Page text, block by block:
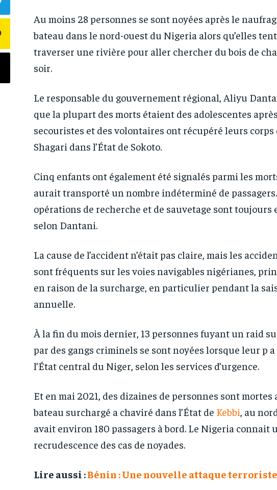
FOREVER
Pay now and you get access to exclusive
news and articles for a whole year.
opt
FOREVER
Pay now and you get access to exclusive
news and articles for a whole year.
opt
Au moins 28 personnes se sont noyées après le
bateau dans le nord-ouest du Nigeria alors qu’elles
traverser une rivière pour aller chercher du bois de
soir.
Le responsable du gouvernement régional, Aliyu
que la plupart des morts étaient des adolescentes
secouristes et des volontaires ont récupéré leurs
Shagari dans l’État de Sokoto.
Cinq enfants ont également été signalés parmi les
aurait transporté un nombre indéterminé de
opérations de recherche et de sauvetage sont toujours
selon Dantani.
La cause de l’accident n’était pas claire, mais les
sont fréquents sur les voies navigables nigérianes,
en raison de la surcharge, en particulier pendant la
annuelle.
À la fin du mois dernier, 13 personnes fuyant un raid
par des gangs criminels se sont noyées lorsque leur p
l’État central du Niger, selon les services d’urgence.
Et en mai 2021, des dizaines de personnes sont mortes
bateau surchargé a chaviré dans l’État de Kebbi , au
avait environ 180 passagers à bord. Le Nigeria connait
recrudescence des cas de noyades.
Lire aussi :Bénin : Une nouvelle attaque